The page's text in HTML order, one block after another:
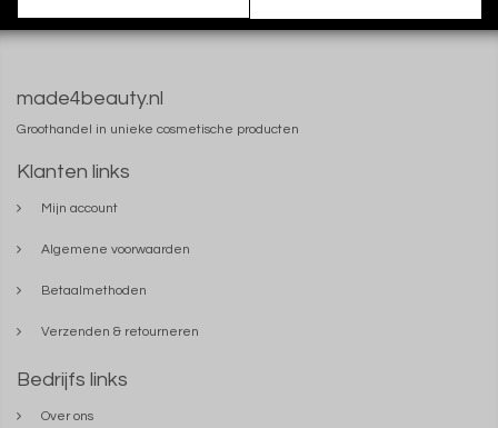
made4beauty.nl
Groothandel in unieke cosmetische producten
Klanten links
Mijn account
Algemene voorwaarden
Betaalmethoden
Verzenden & retourneren
Bedrijfs links
Over ons